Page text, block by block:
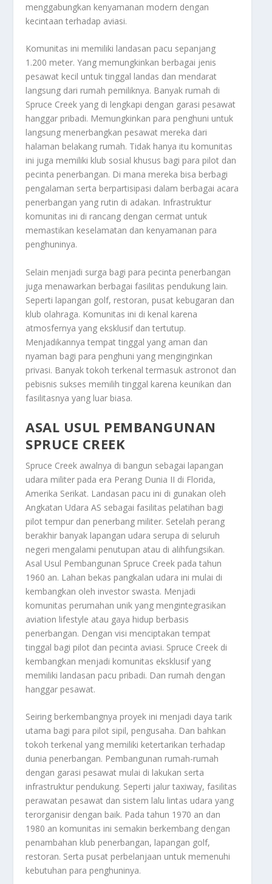
menggabungkan kenyamanan modern dengan
kecintaan terhadap aviasi.
Komunitas ini memiliki landasan pacu sepanjang
1.200 meter. Yang memungkinkan berbagai jenis
pesawat kecil untuk tinggal landas dan mendarat
langsung dari rumah pemiliknya. Banyak rumah di
Spruce Creek yang di lengkapi dengan garasi pesawat
hanggar pribadi. Memungkinkan para penghuni untuk
langsung menerbangkan pesawat mereka dari
halaman belakang rumah. Tidak hanya itu komunitas
ini juga memiliki klub sosial khusus bagi para pilot dan
pecinta penerbangan. Di mana mereka bisa berbagi
pengalaman serta berpartisipasi dalam berbagai acara
penerbangan yang rutin di adakan. Infrastruktur
komunitas ini di rancang dengan cermat untuk
memastikan keselamatan dan kenyamanan para
penghuninya.
Selain menjadi surga bagi para pecinta penerbangan
juga menawarkan berbagai fasilitas pendukung lain.
Seperti lapangan golf, restoran, pusat kebugaran dan
klub olahraga. Komunitas ini di kenal karena
atmosfernya yang eksklusif dan tertutup.
Menjadikannya tempat tinggal yang aman dan
nyaman bagi para penghuni yang menginginkan
privasi. Banyak tokoh terkenal termasuk astronot dan
pebisnis sukses memilih tinggal karena keunikan dan
fasilitasnya yang luar biasa.
ASAL USUL PEMBANGUNAN
SPRUCE CREEK
Spruce Creek awalnya di bangun sebagai lapangan
udara militer pada era Perang Dunia II di Florida,
Amerika Serikat. Landasan pacu ini di gunakan oleh
Angkatan Udara AS sebagai fasilitas pelatihan bagi
pilot tempur dan penerbang militer. Setelah perang
berakhir banyak lapangan udara serupa di seluruh
negeri mengalami penutupan atau di alihfungsikan.
Asal Usul Pembangunan Spruce Creek pada tahun
1960 an. Lahan bekas pangkalan udara ini mulai di
kembangkan oleh investor swasta. Menjadi
komunitas perumahan unik yang mengintegrasikan
aviation lifestyle atau gaya hidup berbasis
penerbangan. Dengan visi menciptakan tempat
tinggal bagi pilot dan pecinta aviasi. Spruce Creek di
kembangkan menjadi komunitas eksklusif yang
memiliki landasan pacu pribadi. Dan rumah dengan
hanggar pesawat.
Seiring berkembangnya proyek ini menjadi daya tarik
utama bagi para pilot sipil, pengusaha. Dan bahkan
tokoh terkenal yang memiliki ketertarikan terhadap
dunia penerbangan. Pembangunan rumah-rumah
dengan garasi pesawat mulai di lakukan serta
infrastruktur pendukung. Seperti jalur taxiway, fasilitas
perawatan pesawat dan sistem lalu lintas udara yang
terorganisir dengan baik. Pada tahun 1970 an dan
1980 an komunitas ini semakin berkembang dengan
penambahan klub penerbangan, lapangan golf,
restoran. Serta pusat perbelanjaan untuk memenuhi
kebutuhan para penghuninya.